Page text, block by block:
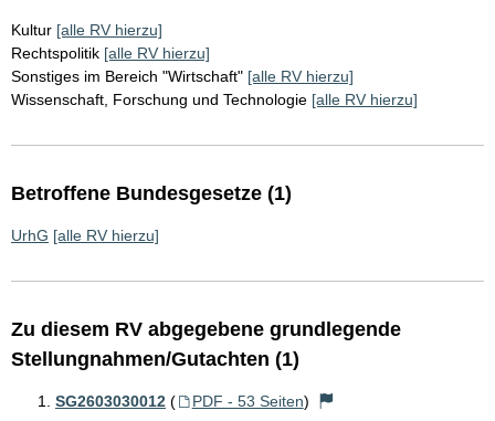
Kultur [alle RV hierzu]
Rechtspolitik [alle RV hierzu]
Sonstiges im Bereich "Wirtschaft" [alle RV hierzu]
Wissenschaft, Forschung und Technologie [alle RV hierzu]
Betroffene Bundesgesetze (1)
UrhG [alle RV hierzu]
Zu diesem RV abgegebene grundlegende
Stellungnahmen/Gutachten (1)
SG2603030012 ( PDF - 53 Seiten)